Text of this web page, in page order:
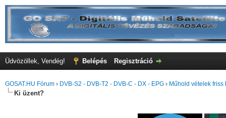
Üdvözöllek, Vendég! Belépés Regisztráció
GOSAT.HU Fórum › DVB-S2 - DVB-T2 - DVB-C - DX - EPG › Műhold vételek friss
Ki üzent?